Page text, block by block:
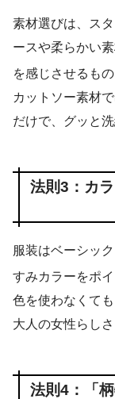
素材選びは、ス
ースや柔らかい
を感じさせるも
カットソー素材
だけで、グッと
法則3：カ
服装はベーシッ
すみカラーをポ
色を使わなくて
大人の女性らし
法則4：「